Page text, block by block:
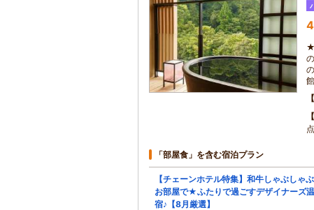
★
「部屋食」を含む宿泊プラン
【チェーンホテル特集】和牛しゃぶしゃ
お部屋で★ふたりで過ごすデザイナーズ
宿♪【8月厳選】